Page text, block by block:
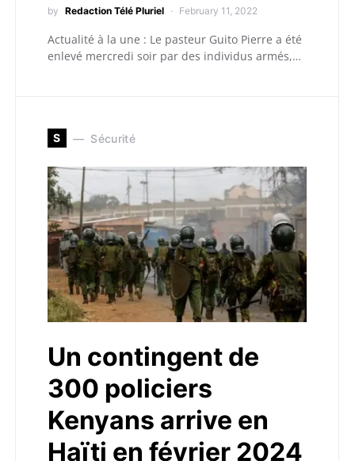
by Redaction Télé Pluriel February 11, 2022
Actualité à la une : Le pasteur Guito Pierre a été
enlevé mercredi soir par des individus armés,…
S Sécurité
Un contingent de
300 policiers
Kenyans arrive en
Haïti en février 2024